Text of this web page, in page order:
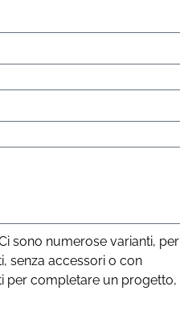
sono numerose varianti, per
senza accessori o con
per completare un progetto,